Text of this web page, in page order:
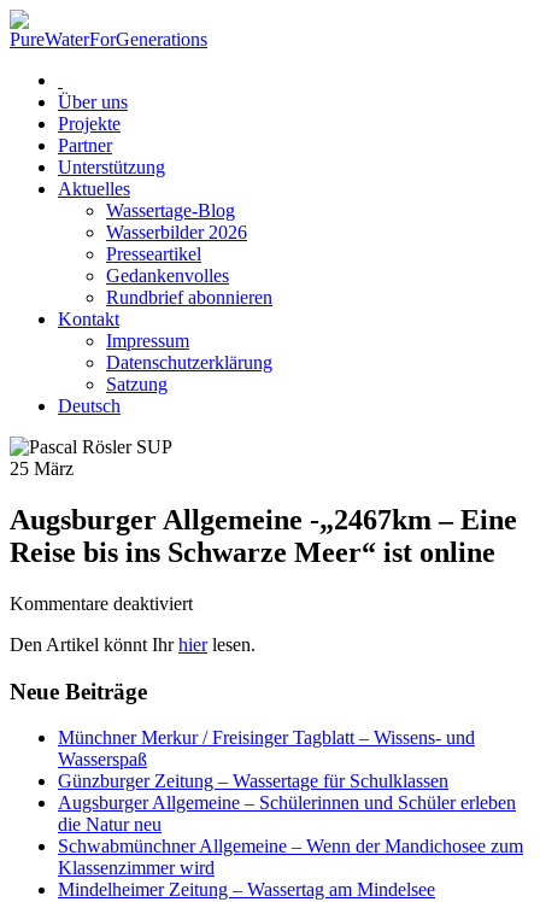
Über uns
Projekte
Partner
Unterstützung
Aktuelles
Wassertage-Blog
Wasserbilder 2026
Presseartikel
Gedankenvolles
Rundbrief abonnieren
Kontakt
Impressum
Datenschutzerklärung
Satzung
Deutsch
25 März
Augsburger Allgemeine -„2467km – Eine
Reise bis ins Schwarze Meer“ ist online
Kommentare deaktiviertfür
Allgemeine
Eine
bis
ins
Meer“
ist
online
Den Artikel könnt Ihrhierlesen.
Neue Beiträge
Münchner Merkur / Freisinger Tagblatt – Wissens- und
Wasserspaß
Günzburger Zeitung – Wassertage für Schulklassen
Augsburger Allgemeine – Schülerinnen und Schüler erleben
die Natur neu
Schwabmünchner Allgemeine – Wenn der Mandichosee zum
Klassenzimmer wird
Mindelheimer Zeitung – Wassertag am Mindelsee